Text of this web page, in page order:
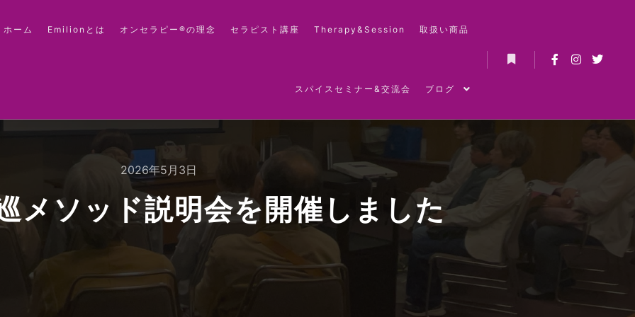
ホーム Emilionとは オンセラピー®の理念 セラピスト講座 Therapy&Session 取扱い商品
スパイスセミナー&交流会 ブログ
2026年5月3日
メソッド説明会を開催しました